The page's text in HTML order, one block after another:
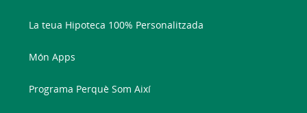
La teua Hipoteca 100% Personalitzada
Món Apps
Programa Perquè Som Així